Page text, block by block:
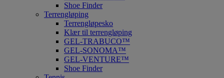
Shoe Finder
Terrengløping
Terrengløpesko
Klær til terrengløping
GEL-TRABUCO™
GEL-SONOMA™
GEL-VENTURE™
Shoe Finder